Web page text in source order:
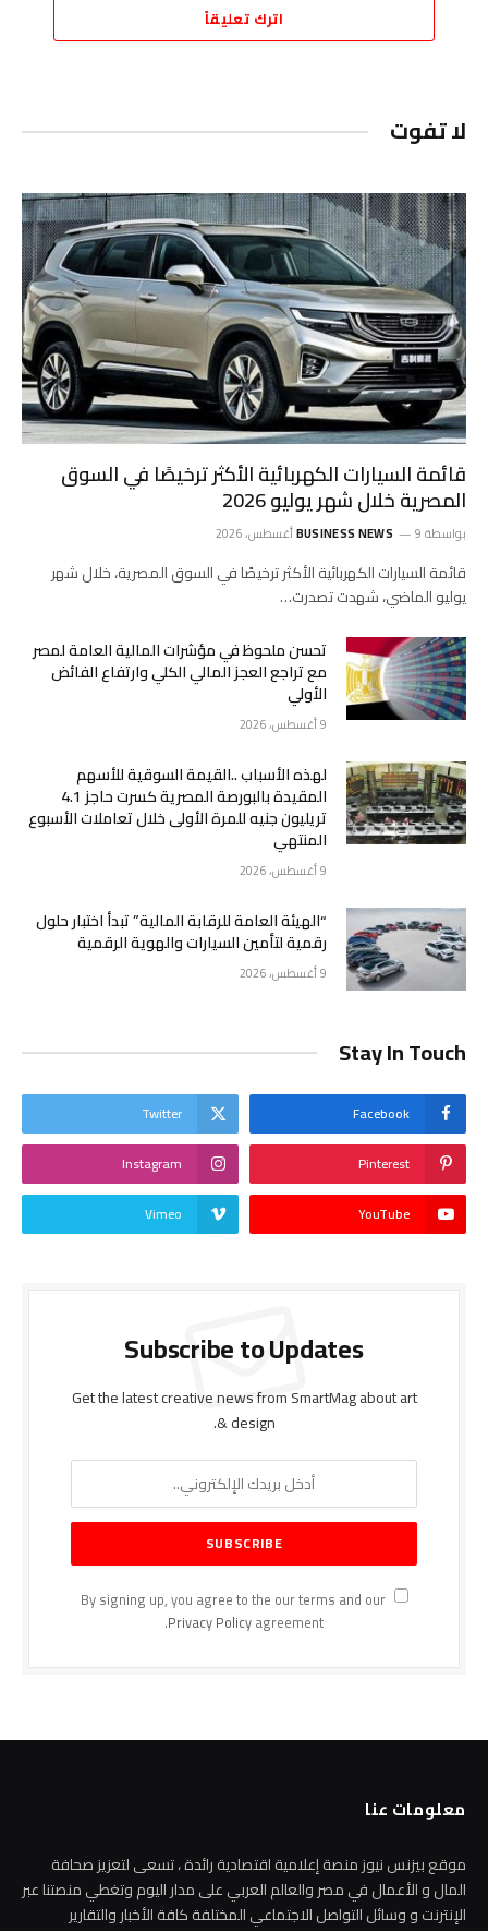
اترك تعليقاً
لا تفوت
قائمة السيارات الكهربائية الأكثر ترخيصًا في السوق
المصرية خلال شهر يوليو 2026
بواسطة BUSINESS NEWS 9 أغسطس، 2026
قائمة السيارات الكهربائية الأكثر ترخيصًا في السوق المصرية، خلال شهر
يوليو الماضي، شهدت تصدرت…
تحسن ملحوظ في مؤشرات المالية العامة لمصر
مع تراجع العجز المالي الكلي وارتفاع الفائض
الأولي
9 أغسطس، 2026
لهذه الأسباب ..القيمة السوقية للأسهم
المقيدة بالبورصة المصرية كسرت حاجز 4.1
تريليون جنيه للمرة الأولى خلال تعاملات الأسبوع
المنتهي
9 أغسطس، 2026
“الهيئة العامة للرقابة المالية” تبدأ اختبار حلول
رقمية لتأمين السيارات والهوية الرقمية
9 أغسطس، 2026
Stay In Touch
Facebook
Twitter
Pinterest
Instagram
YouTube
Vimeo
Subscribe to Updates
Get the latest creative news from SmartMag about art
& design.
By signing up, you agree to the our terms and our
Privacy Policyagreement.
معلومات عنا
موقع بيزنس نيوز منصة إعلامية اقتصادية رائدة ، تسعى لتعزيز صحافة
المال و الأعمال في مصر والعالم العربي على مدار اليوم وتغطي منصتنا عبر
الإنترنت و وسائل التواصل الاجتماعي المختلفة كافة الأخبار والتقارير